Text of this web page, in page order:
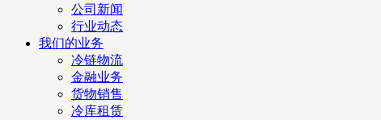
公司新闻
行业动态
我们的业务
冷链物流
金融业务
货物销售
冷库租赁